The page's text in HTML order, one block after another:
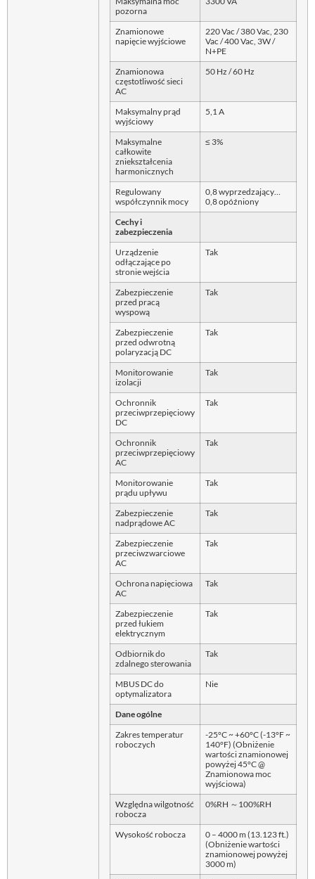
pozorna
Znamionowe
napięcie wyjściowe
220 Vac / 380 Vac, 230
Vac / 400 Vac, 3W /
N+PE
Znamionowa
częstotliwość sieci
AC
50 Hz / 60 Hz
Maksymalny prąd
wyjściowy
5,1 A
Maksymalne
całkowite
zniekształcenia
harmonicznych
≤ 3%
Regulowany
współczynnik mocy
0,8 wyprzedzający…
0,8 opóźniony
Cechy i
zabezpieczenia
Urządzenie
odłączające po
stronie wejścia
Tak
Zabezpieczenie
przed pracą
wyspową
Tak
Zabezpieczenie
przed odwrotną
polaryzacją DC
Tak
Monitorowanie
izolacji
Tak
Ochronnik
przeciwprzepięciowy
DC
Tak
Ochronnik
przeciwprzepięciowy
AC
Tak
Monitorowanie
prądu upływu
Tak
Zabezpieczenie
nadprądowe AC
Tak
Zabezpieczenie
przeciwzwarciowe
AC
Tak
Ochrona napięciowa
AC
Tak
Zabezpieczenie
przed łukiem
elektrycznym
Tak
Odbiornik do
zdalnego sterowania
Tak
MBUS DC do
optymalizatora
Nie
Dane ogólne
Zakres temperatur
roboczych
-25°C ~ +60°C (-13°F ~
140°F) (Obniżenie
wartości znamionowej
powyżej 45°C @
Znamionowa moc
wyjściowa)
Względna wilgotność
robocza
0%RH ～100%RH
Wysokość robocza
0 – 4000 m (13.123 ft.)
(Obniżenie wartości
znamionowej powyżej
3000 m)